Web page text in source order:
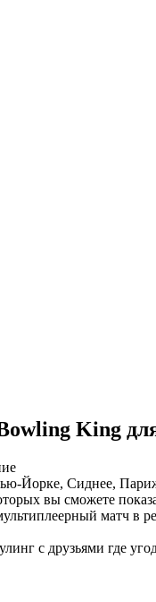
King
Йорке, Сиднее,
вы сможете
матч в
с друзьями где